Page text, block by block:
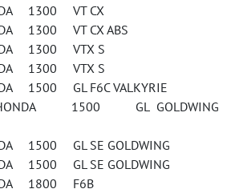
1300 VT CX
1300 VT CX ABS
1300 VTX S
1300 VTX S
1500 GL F6C VALKYRIE
1500 GL GOLDWING
1500 GL SE GOLDWING
1500 GL SE GOLDWING
1800 F6B